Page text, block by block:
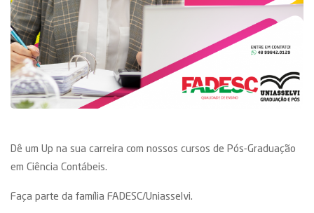
Dê um Up na sua carreira com nossos cursos de Pós-Graduação
em Ciência Contábeis.
Faça parte da família FADESC/Uniasselvi.